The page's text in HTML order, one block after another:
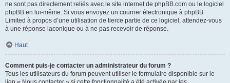
ne sont pas directement reliés avec le site internet de phpBB.com ou le logiciel
phpBB en lui-même. Si vous envoyez un courrier électronique à phpBB
Limited à propos d’une utilisation de tierce partie de ce logiciel, attendez-vous
à une réponse laconique ou à ne pas recevoir de réponse.
Haut
Comment puis-je contacter un administrateur du forum ?
Tous les utilisateurs du forum peuvent utiliser le formulaire disponible sur le